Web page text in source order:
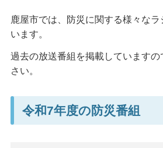
鹿屋市では、防災に関する様々な
います。
過去の放送番組を掲載しています
さい。
令和7年度の防災番組